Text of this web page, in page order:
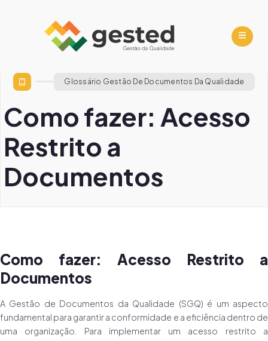
Glossário Gestão De Documentos Da Qualidade
Como fazer: Acesso
Restrito a
Documentos
Como fazer: Acesso Restrito a
Documentos
A Gestão de Documentos da Qualidade (SGQ) é um aspecto
fundamental para garantir a conformidade e a eficiência dentro de
uma organização. Para implementar um acesso restrito a